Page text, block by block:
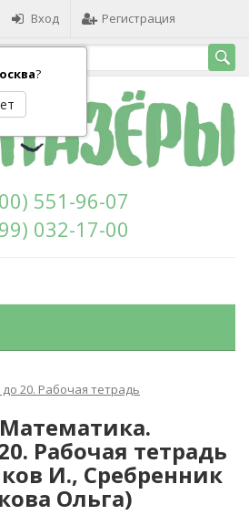
?
Вход Регистрация
551-96-07
032-17-00
20. Рабочая тетрадь
Рабочая тетрадь
И., Сребренник
Ольга)